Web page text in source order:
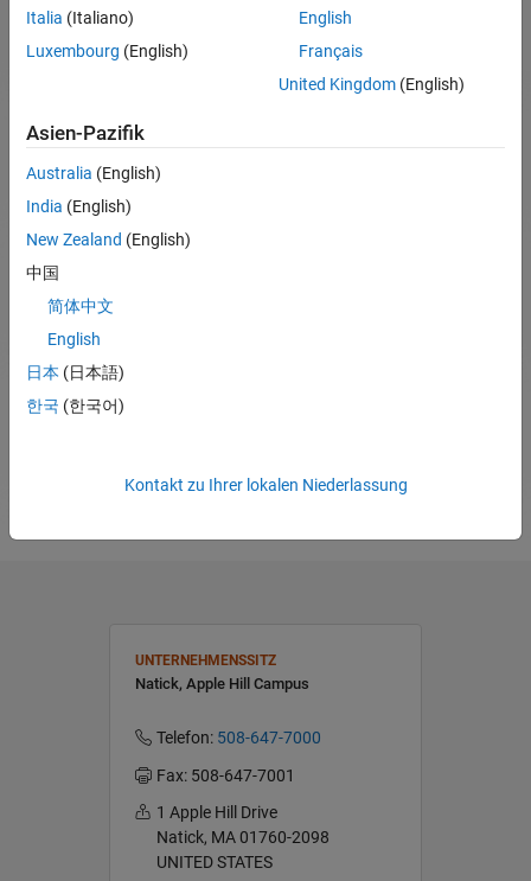
benötigen bei:
Angebote und Preise
Fragen zu Produkten und Dienstleistungen
Vertrieb kontaktieren
UNTERNEHMENSSITZ
Natick, Apple Hill Campus
Telefon: 508-647-7000
Fax: 508-647-7001
1 Apple Hill Drive
Natick, MA 01760-2098
UNITED STATES
Italia (Italiano)
Luxembourg (English)
English
Français
United Kingdom(English)
Asien-Pazifik
Australia (English)
India (English)
New Zealand (English)
中国
简体中文
English
日本 (日本語)
한국 (한국어)
Kontakt zu Ihrer lokalen Niederlassung